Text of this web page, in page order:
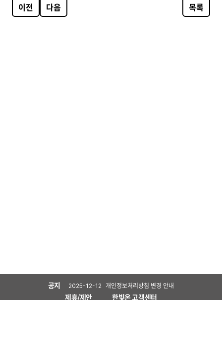
목록
다음
이전
공지 날짜
2025-12-12 제목
개인정보처리방침 변경 안내
제휴/제안 한빛온 고객센터
비전